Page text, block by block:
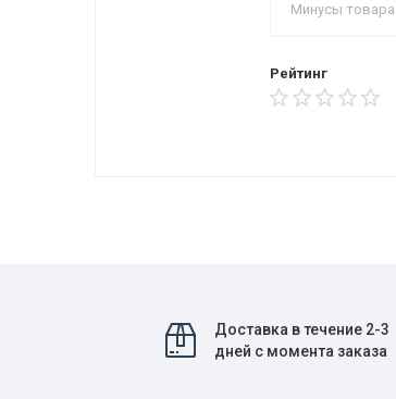
Рейтинг
Доставка в течение 2-3
дней с момента заказа